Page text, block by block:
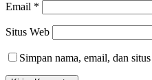
Email *
Situs Web
Simpan nama, email, dan